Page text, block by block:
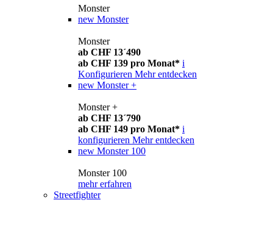
Monster
new Monster
Monster
ab CHF 13´490
ab CHF 139 pro Monat* i
Konfigurieren Mehr entdecken
new Monster +
Monster +
ab CHF 13´790
ab CHF 149 pro Monat* i
konfigurieren Mehr entdecken
new Monster 100
Monster 100
mehr erfahren
Streetfighter